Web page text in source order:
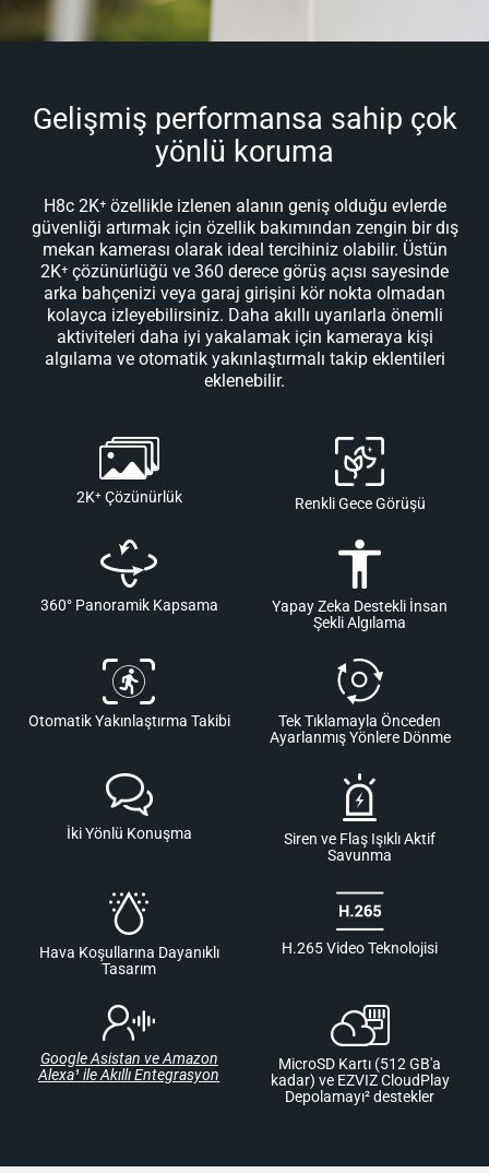
Gelişmiş performansa sahip çok
yönlü koruma
H8c 2K⁺ özellikle izlenen alanın geniş olduğu evlerde
güvenliği artırmak için özellik bakımından zengin bir dış
mekan kamerası olarak ideal tercihiniz olabilir. Üstün
2K⁺ çözünürlüğü ve 360 derece görüş açısı sayesinde
arka bahçenizi veya garaj girişini kör nokta olmadan
kolayca izleyebilirsiniz. Daha akıllı uyarılarla önemli
aktiviteleri daha iyi yakalamak için kameraya kişi
algılama ve otomatik yakınlaştırmalı takip eklentileri
eklenebilir.
2K⁺ Çözünürlük Renkli Gece Görüşü
360° Panoramik Kapsama
Yapay Zeka Destekli İnsan
Şekli Algılama
Otomatik Yakınlaştırma Takibi
Tek Tıklamayla Önceden
Ayarlanmış Yönlere Dönme
İki Yönlü Konuşma
Siren ve Flaş Işıklı Aktif
Savunma
Hava Koşullarına Dayanıklı
Tasarım
H.265 Video Teknolojisi
Google Asistan ve Amazon
Alexa¹ ile Akıllı Entegrasyon
MicroSD Kartı (512 GB'a
kadar) ve EZVIZ CloudPlay
Depolamayı² destekler